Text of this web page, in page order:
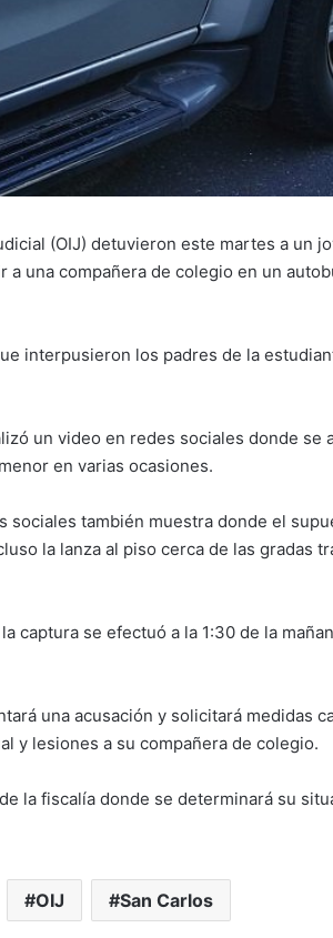
(OIJ) detuvieron este martes a un
una compañera de colegio en un
interpusieron los padres de la
un video en redes sociales donde se
en varias ocasiones.
sociales también muestra donde el
la lanza al piso cerca de las gradas
captura se efectuó a la 1:30 de la
una acusación y solicitará medidas
y lesiones a su compañera de colegio.
la fiscalía donde se determinará su
OIJ San Carlos